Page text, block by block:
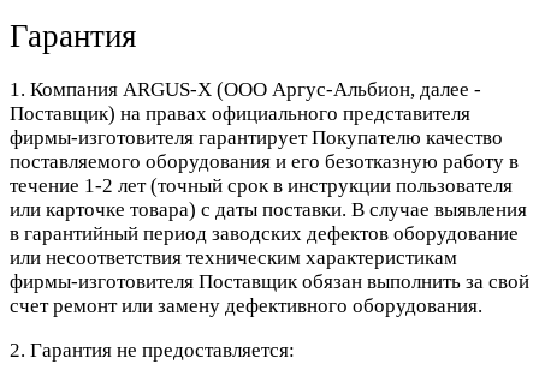
Гарантия
1. Компания ARGUS-X (ООО Аргус-Альбион, далее -
Поставщик) на правах официального представителя
фирмы-изготовителя гарантирует Покупателю качество
поставляемого оборудования и его безотказную работу в
течение 1-2 лет (точный срок в инструкции пользователя
или карточке товара) с даты поставки. В случае выявления
в гарантийный период заводских дефектов оборудование
или несоответствия техническим характеристикам
фирмы-изготовителя Поставщик обязан выполнить за свой
счет ремонт или замену дефективного оборудования.
2. Гарантия не предоставляется: